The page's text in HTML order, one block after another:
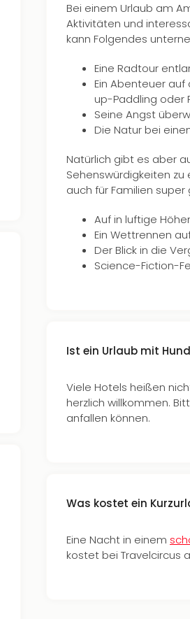
Bei einem Urlaub am
Aktivitäten und
kann Folgendes
Eine Radtour
Ein Abenteuer
up-Paddling oder
Seine Angst
Die Natur bei
Natürlich gibt es aber
Sehenswürdigkeiten
auch für Familien
Auf in luftige
Ein Wettrennen
Der Blick in die
Science-Fiction-
Ist ein Urlaub mit
Viele Hotels heißen
herzlich willkommen.
anfallen können.
Was kostet ein
Eine Nacht in einem
kostet bei Travelcircus